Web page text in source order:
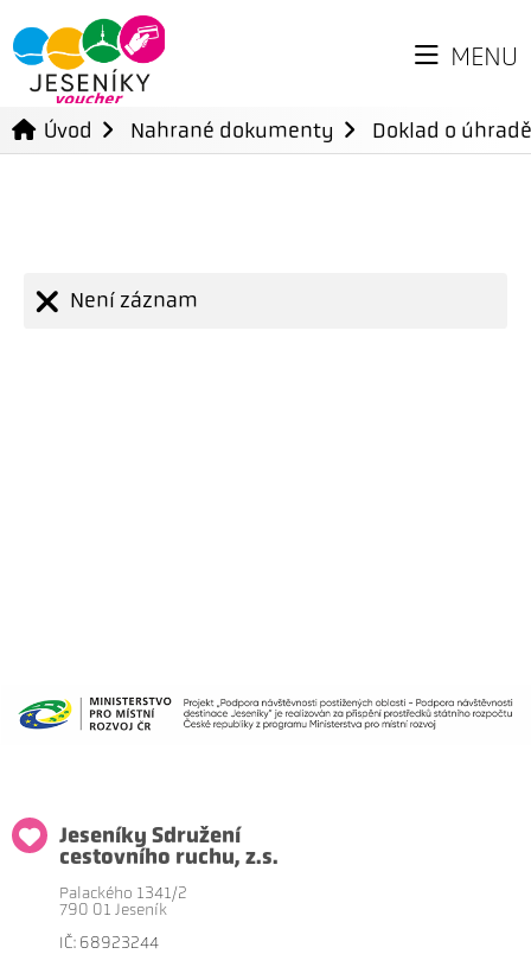
MENU
Úvod Nahrané dokumenty Doklad o
Není záznam
Jeseníky Sdružení
cestovního ruchu, z.s.
Palackého 1341/2
790 01 Jeseník
IČ: 68923244